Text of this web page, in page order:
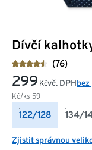
Dívčí
(76)
299 Kč
Kč/ks 59
vč. DPH
122/128 134/
Zjistit správnou